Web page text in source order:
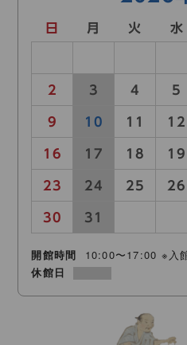
日 月 火 水
2 3 4 5
9 10 11 12
16 17 18 19
23 24 25 26
30 31
開館時間
10:00〜17:00 ※入
休館日